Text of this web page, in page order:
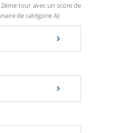
tour avec un score de
de catégorie A)